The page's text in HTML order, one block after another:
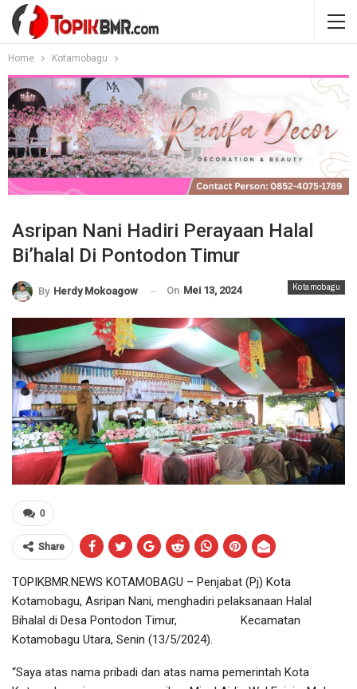
Home Kotamobagu
Asripan Nani Hadiri Perayaan Halal
Bi’halal Di Pontodon Timur
Kotamobagu
By Herdy Mokoagow On Mei 13, 2024
0
Share
TOPIKBMR.NEWS KOTAMOBAGU – Penjabat (Pj) Kota
Kotamobagu, Asripan Nani, menghadiri pelaksanaan Halal
Bihalal di Desa Pontodon Timur, Kecamatan
Kotamobagu Utara, Senin (13/5/2024).
“Saya atas nama pribadi dan atas nama pemerintah Kota